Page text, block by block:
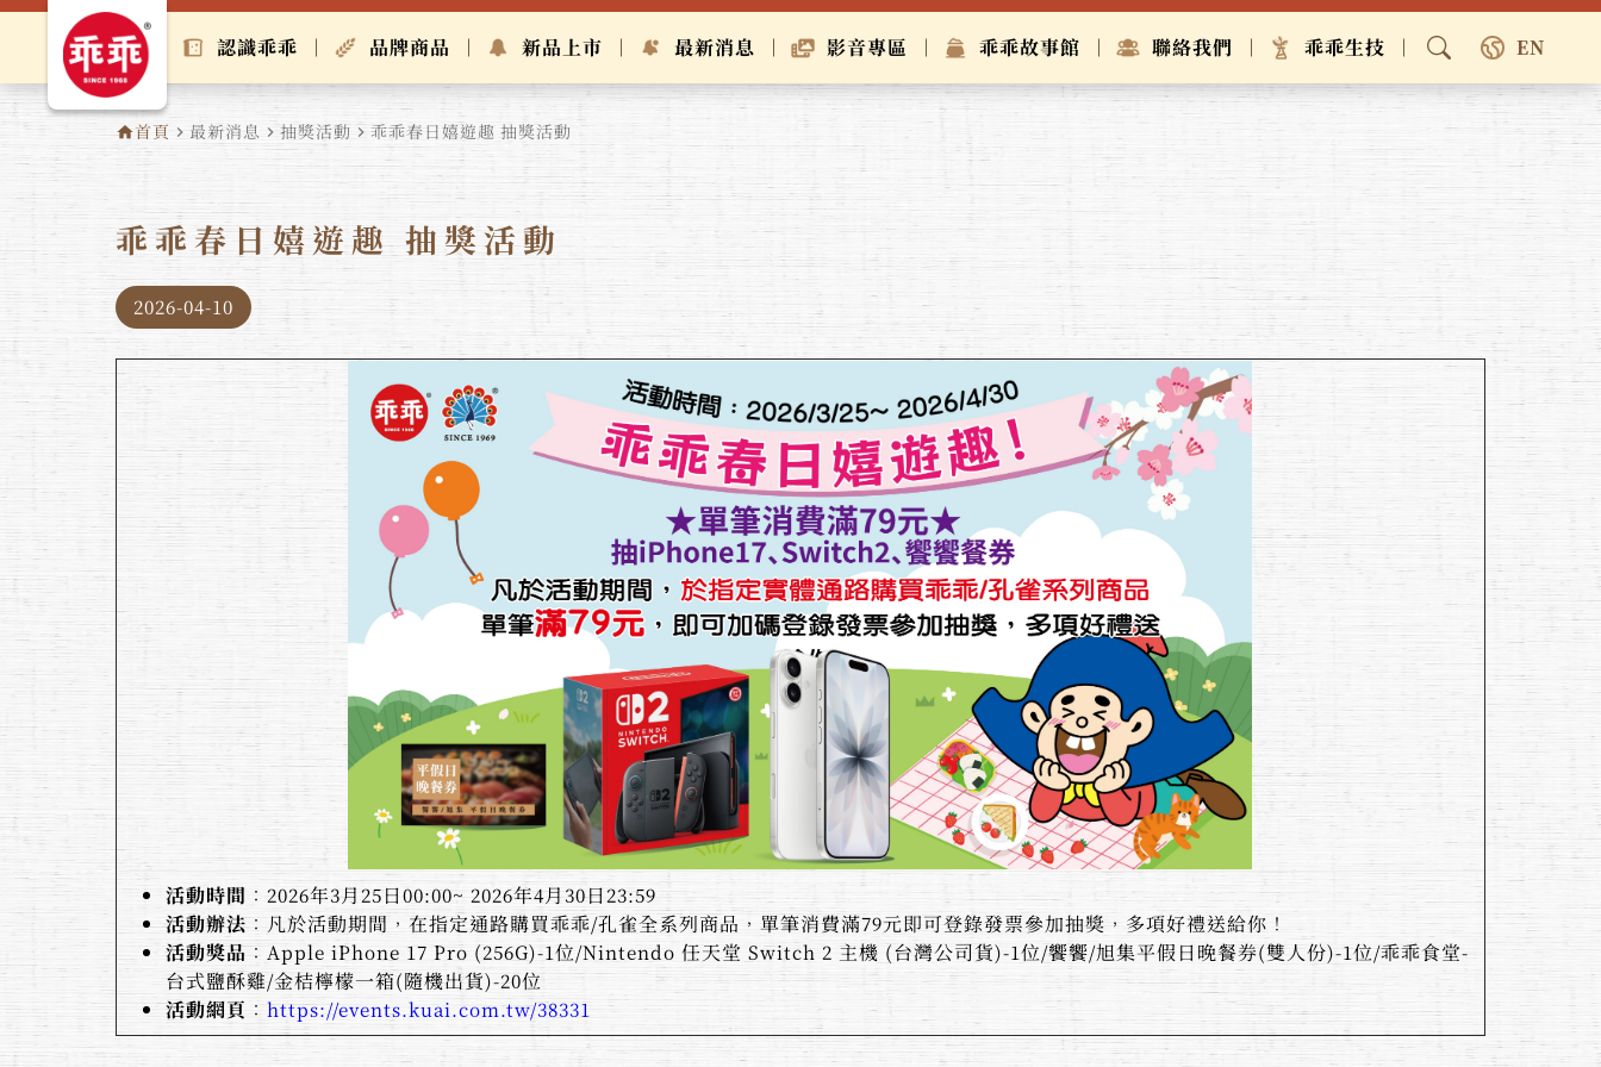
認識乖乖 品牌商品 新品上市 最新消息 影音專區 乖乖故事館 聯絡我們 乖乖生技 EN
home首頁 navigate_next 最新消息 navigate_next 抽獎活動 navigate_next 乖乖春日嬉遊趣 抽獎活動
乖乖春日嬉遊趣 抽獎活動
2026-04-10
活動時間 ：2026年3月25日00:00~ 2026年4月30日23:59
活動辦法：凡於活動期間，在指定通路購買乖乖/孔雀全系列商品，單筆消費滿79元即可登錄發票參加抽獎，多項好禮送給你！
活動獎品：Apple iPhone 17 Pro (256G)-1位/Nintendo 任天堂 Switch 2 主機 (台灣公司貨)-1位/饗饗/旭集平假日晚餐券(雙人份)-1位/乖乖食堂-
台式鹽酥雞/金桔檸檬一箱(隨機出貨)-20位
活動網頁 ： https://events.kuai.com.tw/38331